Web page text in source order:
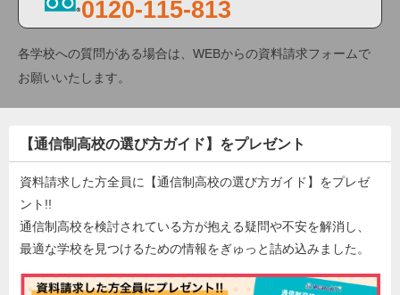
0120-115-813
各学校への質問がある場合は、WEBからの資料請求フォームで
お願いいたします。
【通信制高校の選び方ガイド】をプレゼント
資料請求した方全員に【通信制高校の選び方ガイド】をプレゼ
ント!!
通信制高校を検討されている方が抱える疑問や不安を解消し、
最適な学校を見つけるための情報をぎゅっと詰め込みました。